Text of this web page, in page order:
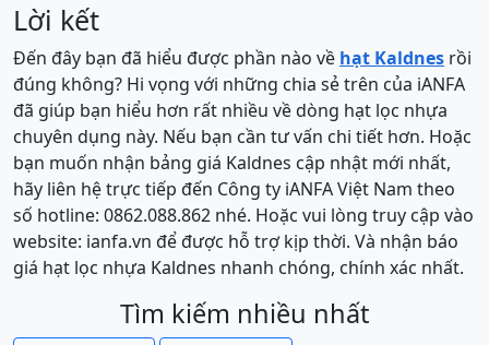
Lời kết
Đến đây bạn đã hiểu được phần nào về hạt Kaldnes rồi
đúng không? Hi vọng với những chia sẻ trên của iANFA
đã giúp bạn hiểu hơn rất nhiều về dòng hạt lọc nhựa
chuyên dụng này. Nếu bạn cần tư vấn chi tiết hơn. Hoặc
bạn muốn nhận bảng giá Kaldnes cập nhật mới nhất,
hãy liên hệ trực tiếp đến Công ty iANFA Việt Nam theo
số hotline: 0862.088.862 nhé. Hoặc vui lòng truy cập vào
website: ianfa.vn để được hỗ trợ kịp thời. Và nhận báo
giá hạt lọc nhựa Kaldnes nhanh chóng, chính xác nhất.
Tìm kiếm nhiều nhất